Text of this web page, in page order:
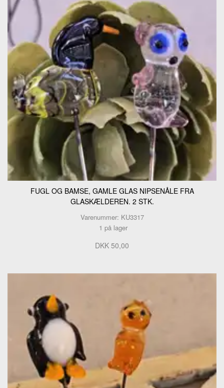
FUGL OG BAMSE, GAMLE GLAS NIPSENÅLE FRA
GLASKÆLDEREN. 2 STK.
Varenummer: KU3317
1 på lager
DKK 50,00